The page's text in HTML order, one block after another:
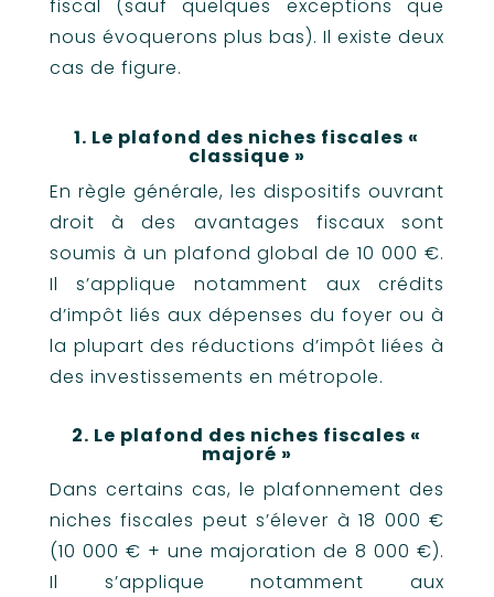
fiscal (sauf quelques exceptions que
nous évoquerons plus bas). Il existe deux
cas de figure.
1. Le plafond des niches fiscales «
classique »
En règle générale, les dispositifs ouvrant
droit à des avantages fiscaux sont
soumis à un plafond global de 10 000 €.
Il s’applique notamment aux crédits
d’impôt liés aux dépenses du foyer ou à
la plupart des réductions d’impôt liées à
des investissements en métropole.
2. Le plafond des niches fiscales «
majoré »
Dans certains cas, le plafonnement des
niches fiscales peut s’élever à 18 000 €
(10 000 € + une majoration de 8 000 €).
Il s’applique notamment aux